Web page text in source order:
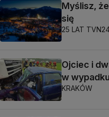
Myślisz,
się
25 LAT
Ojciec i
w
KRAKÓW